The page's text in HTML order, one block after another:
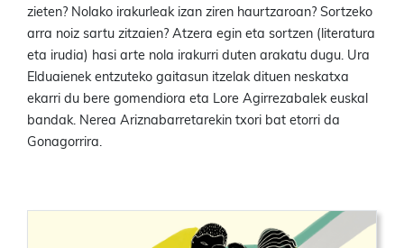
zieten? Nolako irakurleak izan ziren haurtzaroan? Sortzeko
arra noiz sartu zitzaien? Atzera egin eta sortzen (literatura
eta irudia) hasi arte nola irakurri duten arakatu dugu. Ura
Elduaienek entzuteko gaitasun itzelak dituen neskatxa
ekarri du bere gomendiora eta Lore Agirrezabalek euskal
bandak. Nerea Ariznabarretarekin txori bat etorri da
Gonagorrira.